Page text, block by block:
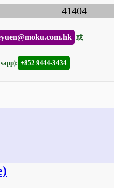
41404
或
+852 9444-3434